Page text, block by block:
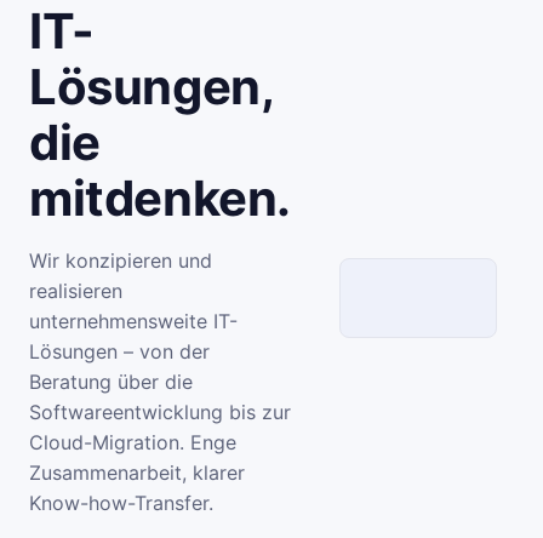
IT-
Lösungen,
die
mitdenken.
Wir konzipieren und
realisieren
unternehmensweite IT-
Lösungen – von der
Beratung über die
Softwareentwicklung bis zur
Cloud-Migration. Enge
Zusammenarbeit, klarer
Know-how-Transfer.